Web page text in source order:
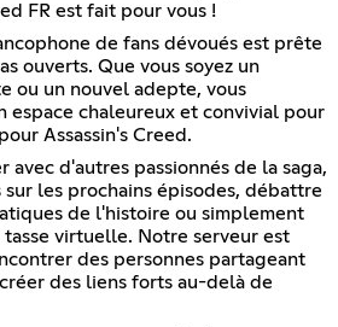
FR est fait pour vous !
de fans dévoués est prête
ouverts. Que vous soyez un
ou un nouvel adepte, vous
espace chaleureux et convivial pour
Assassin's Creed.
avec d'autres passionnés de la saga,
les prochains épisodes, débattre
de l'histoire ou simplement
virtuelle. Notre serveur est
des personnes partageant
des liens forts au-delà de